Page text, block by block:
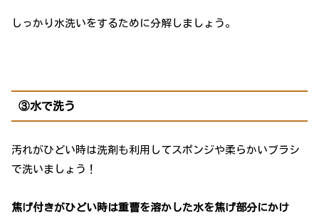
しっかり水洗いをするために分解しましょう。
③水で洗う
汚れがひどい時は洗剤も利用してスポンジや柔らかいブラシ
で洗いましょう！
焦げ付きがひどい時は重曹を溶かした水を焦げ部分にかけ